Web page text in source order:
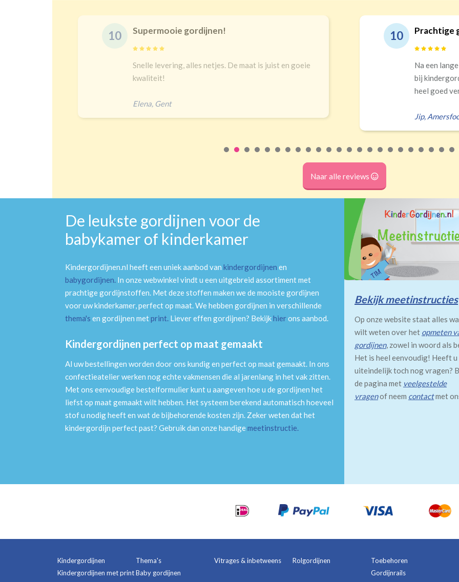
10 Prachtige gordijnen en echt top service!
Na een lange zoektocht in winkels en online uitgekomen
Jip,Amersfoort
9
Naar alle reviews
De leukste gordijnen voor de
babykamer of kinderkamer
Kindergordijnen.nl heeft een uniek aanbod van kindergordijnen en
babygordijnen. In onze webwinkel vindt u een uitgebreid assortiment met
prachtige gordijnstoffen. Met deze stoffen maken we de mooiste gordijnen
voor uw kinderkamer, perfect op maat. We hebben gordijnen in verschillende
thema's en gordijnen metprint. Liever effen gordijnen? Bekijkhierons aanbod.
Kindergordijnen perfect op maat gemaakt
Al uw bestellingen worden door ons kundig en perfect op maat gemaakt. In ons
confectieatelier werken nog echte vakmensen die al jarenlang in het vak zitten.
Met ons eenvoudige bestelformulier kunt u aangeven hoe u de gordijnen het
liefst op maat gemaakt wilt hebben. Het systeem berekend automatisch hoeveel
stof u nodig heeft en wat de bijbehorende kosten zijn. Zeker weten dat het
kindergordijn perfect past? Gebruik dan onze handigemeetinstructie.
Bekijk meetinstructies
Op onze website staat alles
wilt weten over het opmeten
gordijnen, zowel in woord als
Het is heel eenvoudig! Heeft u
uiteindelijk toch nog vragen?
de pagina met veelgestelde
vragenof neem contactmet
Kindergordijnen
Kindergordijnen met print
Thema's
Baby gordijnen
Vitrages & inbetweens Rolgordijnen
Toebehoren
Gordijnrails